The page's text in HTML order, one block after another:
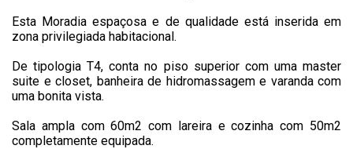
Esta Moradia espaçosa e de qualidade está inserida em
zona privilegiada habitacional.
De tipologia T4, conta no piso superior com uma master
suite e closet, banheira de hidromassagem e varanda com
uma bonita vista.
Sala ampla com 60m2 com lareira e cozinha com 50m2
completamente equipada.